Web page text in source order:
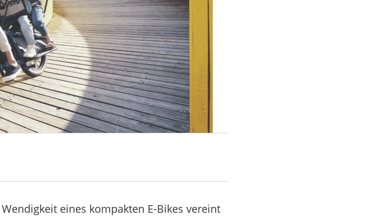
eines kompakten E-Bikes vereint